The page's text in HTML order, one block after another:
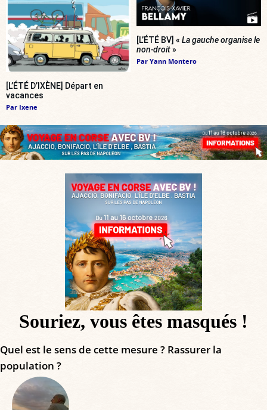
[L’ÉTÉ D’IXÈNE] Départ en
vacances
Par Ixene
[L’ÉTÉ BV] « La gauche organise le
non-droit»
Par Yann Montero
Souriez, vous êtes masqués !
Quel est le sens de cette mesure ? Rassurer la
population ?